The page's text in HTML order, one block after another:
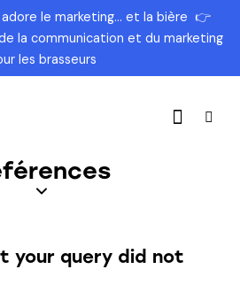
le marketing… et la bière 👉
la communication et du marketing
les brasseurs
your query did not